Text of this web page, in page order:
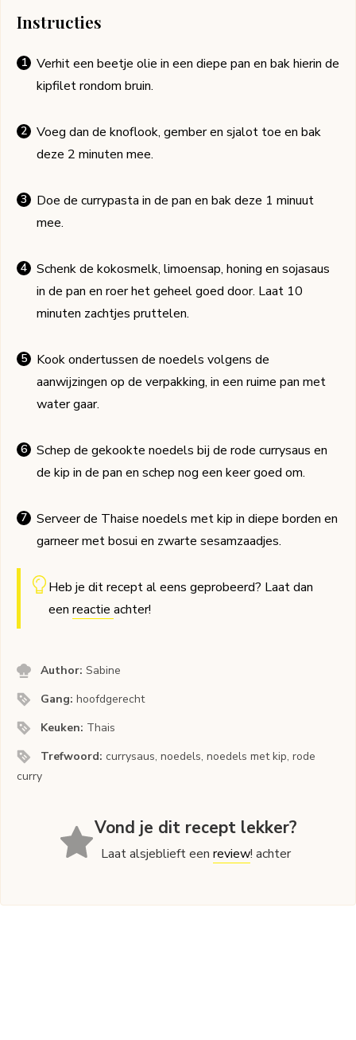
Instructies
Verhit een beetje olie in een diepe pan en bak hierin de
kipfilet rondom bruin.
Voeg dan de knoflook, gember en sjalot toe en bak
deze 2 minuten mee.
Doe de currypasta in de pan en bak deze 1 minuut
mee.
Schenk de kokosmelk, limoensap, honing en sojasaus
in de pan en roer het geheel goed door. Laat 10
minuten zachtjes pruttelen.
Kook ondertussen de noedels volgens de
aanwijzingen op de verpakking, in een ruime pan met
water gaar.
Schep de gekookte noedels bij de rode currysaus en
de kip in de pan en schep nog een keer goed om.
Serveer de Thaise noedels met kip in diepe borden en
garneer met bosui en zwarte sesamzaadjes.
Heb je dit recept al eens geprobeerd? Laat dan
een reactie achter!
Author:Sabine
Gang:hoofdgerecht
Keuken: Thais
Trefwoord: currysaus, noedels, noedels met kip, rode
curry
Vond je dit recept lekker?
Laat alsjeblieft eenreview! achter